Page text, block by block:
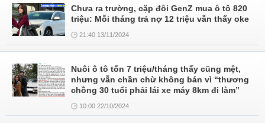
Chưa ra trường, cặp đôi GenZ mua ô tô 820
triệu: Mỗi tháng trả nợ 12 triệu vẫn thấy oke
21:40 13/11/2024
Nuôi ô tô tốn 7 triệu/tháng thấy cũng mệt,
nhưng vẫn chần chừ không bán vì “thương
chồng 30 tuổi phải lái xe máy 8km đi làm”
10:00 22/10/2024